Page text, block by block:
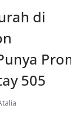
di
505